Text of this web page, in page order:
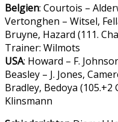
Belgien: Courtois –
Vertonghen – Witsel,
Bruyne, Hazard (111.
Trainer: Wilmots
USA: Howard – F.
Beasley – J. Jones,
Bradley, Bedoya
Klinsmann